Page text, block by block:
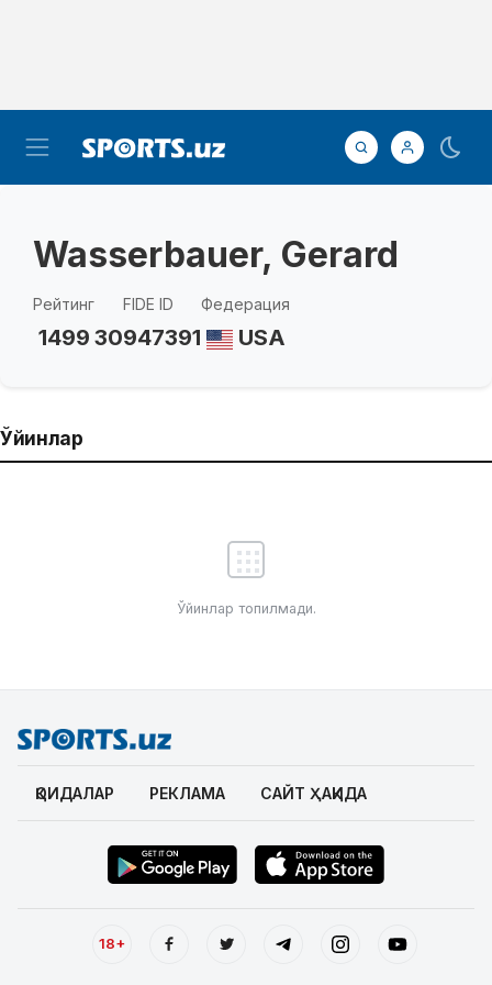
Wasserbauer, Gerard
Рейтинг
1499
FIDE ID
30947391
Федерация
USA
Ўйинлар
Ўйинлар топилмади.
ҚОИДАЛАР РЕКЛАМА САЙТ ҲАҚИДА
18+